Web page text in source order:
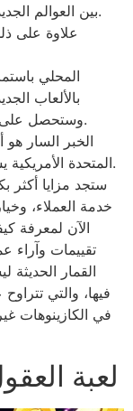
بين العوالم الجديدة من الرهان الرياضي وألعاب الكازينو.
علاوة على
بالألعاب
وستحصل على 150 دورة مجانية بمجرد إنشاء حساب.
الخبر السار هو
المتحدة الأمريكية يساعد الأشخاص على مشاركة الخيارات.
ستجد مزايا أكثر
خدمة العملاء،
الآن لمعرفة
تقييمات وآراء
القمار
في الكازينوهات
لعبة